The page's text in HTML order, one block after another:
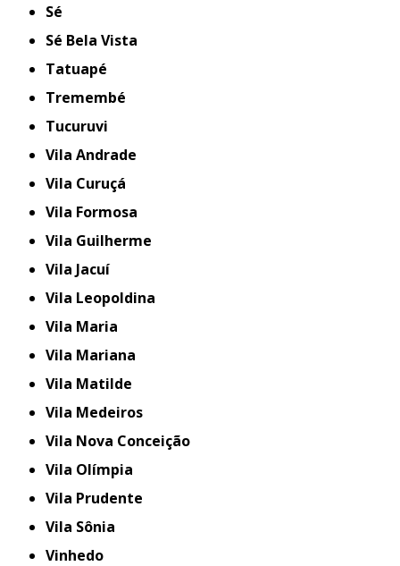
Sé
Sé Bela Vista
Tatuapé
Tremembé
Tucuruvi
Vila Andrade
Vila Curuçá
Vila Formosa
Vila Guilherme
Vila Jacuí
Vila Leopoldina
Vila Maria
Vila Mariana
Vila Matilde
Vila Medeiros
Vila Nova Conceição
Vila Olímpia
Vila Prudente
Vila Sônia
Vinhedo